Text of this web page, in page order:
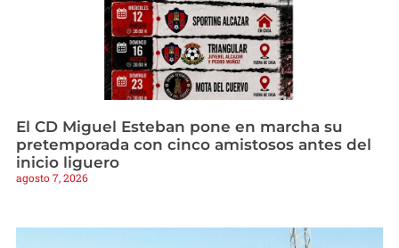
El CD Miguel Esteban pone en marcha su
pretemporada con cinco amistosos antes del
inicio liguero
agosto 7, 2026